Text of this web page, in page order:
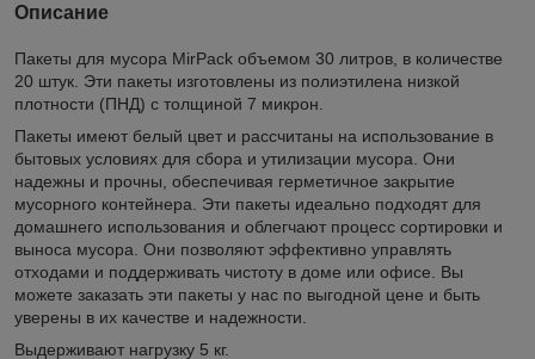
Описание
Пакеты для мусора MirPack объемом 30 литров, в количестве
20 штук. Эти пакеты изготовлены из полиэтилена низкой
плотности (ПНД) с толщиной 7 микрон.
Пакеты имеют белый цвет и рассчитаны на использование в
бытовых условиях для сбора и утилизации мусора. Они
надежны и прочны, обеспечивая герметичное закрытие
мусорного контейнера. Эти пакеты идеально подходят для
домашнего использования и облегчают процесс сортировки и
выноса мусора. Они позволяют эффективно управлять
отходами и поддерживать чистоту в доме или офисе. Вы
можете заказать эти пакеты у нас по выгодной цене и быть
уверены в их качестве и надежности.
Выдерживают нагрузку 5 кг.